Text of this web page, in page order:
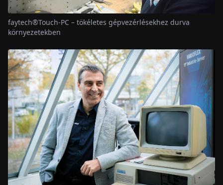
faytech®Touch-PC – tökéletes gépvezérlésekhez durva
környezetekben